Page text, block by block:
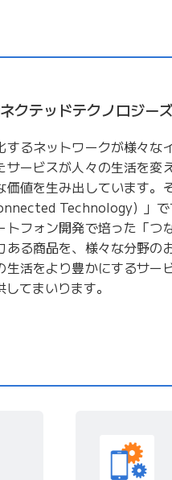
クテッドテクノロジーズ
するネットワークが様々な
サービスが人々の生活を変
価値を生み出しています。
Technology) 」
トフォン開発で培った「つ
ある商品を、様々な分野
生活をより豊かにするサー
してまいります。